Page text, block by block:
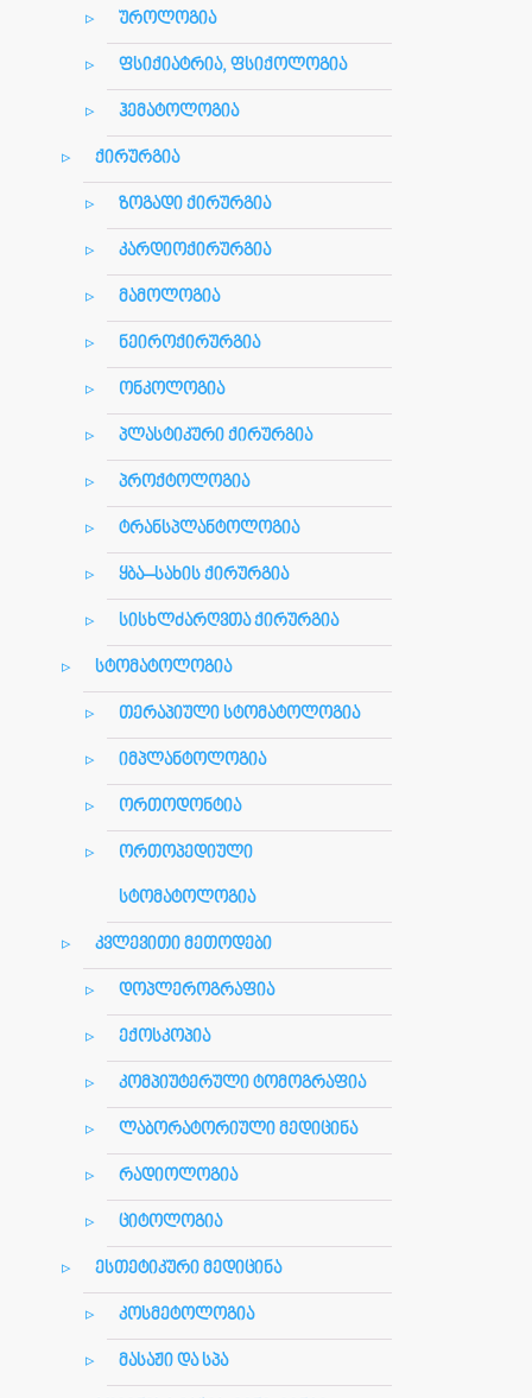
უროლოგია
ფსიქიატრია, ფსიქოლოგია
ჰემატოლოგია
ქირურგია
ზოგადი ქირურგია
კარდიოქირურგია
მამოლოგია
ნეიროქირურგია
ონკოლოგია
პლასტიკური ქირურგია
პროქტოლოგია
ტრანსპლანტოლოგია
ყბა–სახის ქირურგია
სისხლძარღვთა ქირურგია
სტომატოლოგია
თერაპიული სტომატოლოგია
იმპლანტოლოგია
ორთოდონტია
ორთოპედიული
სტომატოლოგია
კვლევითი მეთოდები
დოპლეროგრაფია
ექოსკოპია
კომპიუტერული ტომოგრაფია
ლაბორატორიული მედიცინა
რადიოლოგია
ციტოლოგია
ესთეტიკური მედიცინა
კოსმეტოლოგია
მასაჟი და სპა